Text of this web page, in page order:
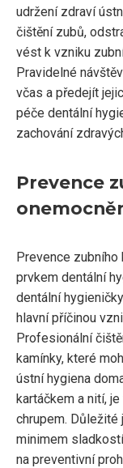
udržení zdraví
čištění zubů,
vést k vzniku
Pravidelné
včas a předejít
péče dentální
zachování
Prevence
Prevence zubního
prvkem dentální
dentální
hlavní příčinou
Profesionální
kamínky, které
ústní hygiena
kartáčkem a nití,
chrupem. Důležité
minimem
na preventivní